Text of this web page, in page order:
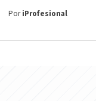
PoriProfesional